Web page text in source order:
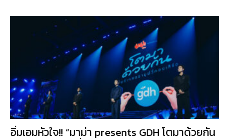
อิ่มเอมหัวใจ!! “มาม่า presents GDH โตมาด้วยกัน